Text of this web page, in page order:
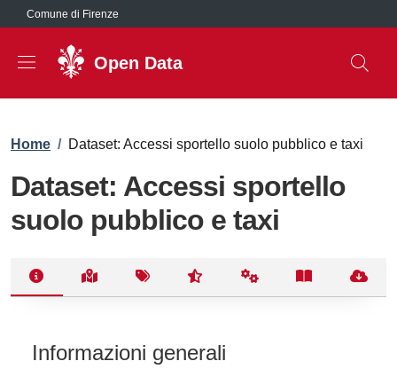
Salta al contenuto principale
Comune di Firenze
Open Data
Briciole di pane
Home / Dataset: Accessi sportello suolo pubblico e taxi
Dataset: Accessi sportello
suolo pubblico e taxi
Informazioni generali